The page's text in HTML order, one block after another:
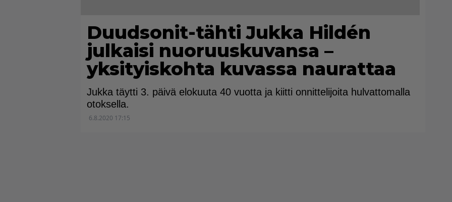
Duudsonit-tähti Jukka Hildén
julkaisi nuoruuskuvansa –
yksityiskohta kuvassa naurattaa
Jukka täytti 3. päivä elokuuta 40 vuotta ja kiitti onnittelijoita hulvattomalla
otoksella.
6.8.2020 17:15